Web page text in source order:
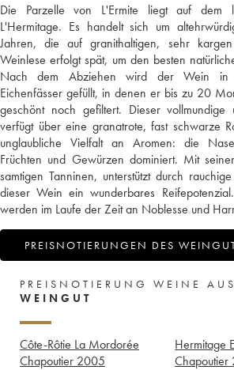
Die Parzelle von L'Ermite liegt auf dem
L'Hermitage. Es handelt sich um
Jahren, die auf granithaltigen, sehr
Weinlese erfolgt spät, um den besten
Nach dem Abziehen wird der Wein in
Eichenfässer gefüllt, in denen er bis zu 20
geschönt noch gefiltert. Dieser
verfügt über eine granatrote, fast schwarze
unglaubliche Vielfalt an Aromen: die
Früchten und Gewürzen dominiert. Mit
samtigen Tanninen, unterstützt durch
dieser Wein ein wunderbares
werden im Laufe der Zeit an Noblesse und
PREISNOTIERUNGEN DES
PREISNOTIERUNG WEINE
WEINGUT
Côte-Rôtie La Mordorée
Chapoutier 2005
Hermitage
Chapoutier